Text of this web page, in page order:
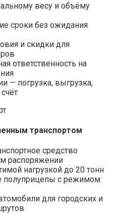
весу и объёму
сроки без ожидания
и скидки для
ответственность на
— погрузка, выгрузка,
транспортом
средство
распоряжении
нагрузкой до 20 тонн
полуприцепы с режимом
для городских и